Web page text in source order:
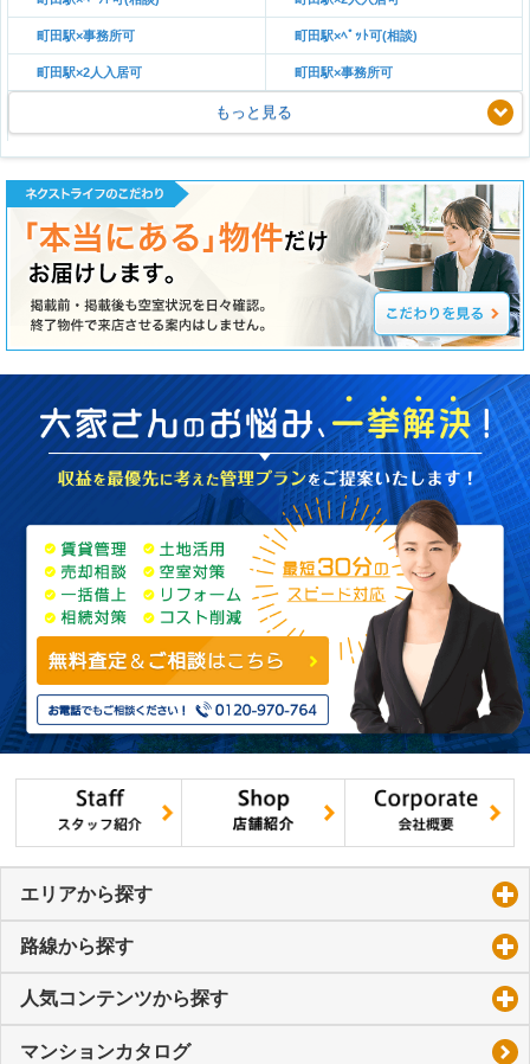
町田駅×事務所可 町田駅×ﾍﾟｯﾄ可(相談)
町田駅×2人入居可 町田駅×事務所可
もっと見る
エリアから探す
路線から探す
人気コンテンツから探す
マンションカタログ